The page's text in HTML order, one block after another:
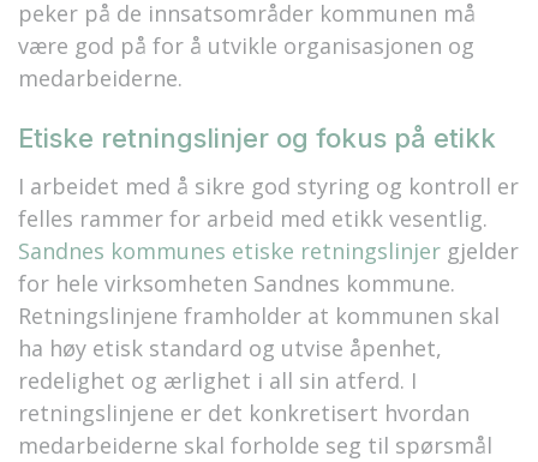
peker på de innsatsområder kommunen må
være god på for å utvikle organisasjonen og
medarbeiderne.
Etiske retningslinjer og fokus på etikk
I arbeidet med å sikre god styring og kontroll er
felles rammer for arbeid med etikk vesentlig.
Sandnes kommunes etiske retningslinjer gjelder
for hele virksomheten Sandnes kommune.
Retningslinjene framholder at kommunen skal
ha høy etisk standard og utvise åpenhet,
redelighet og ærlighet i all sin atferd. I
retningslinjene er det konkretisert hvordan
medarbeiderne skal forholde seg til spørsmål